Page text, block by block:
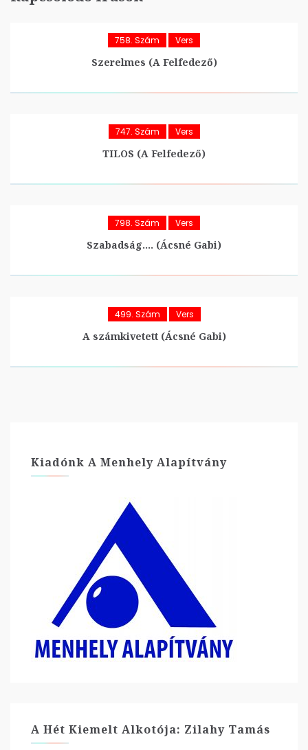
758. Szám Vers
Szerelmes (A Felfedező)
747. Szám Vers
TILOS (A Felfedező)
798. Szám Vers
Szabadság…. (Ácsné Gabi)
499. Szám Vers
A számkivetett (Ácsné Gabi)
Kiadónk A Menhely Alapítvány
A Hét Kiemelt Alkotója: Zilahy Tamás